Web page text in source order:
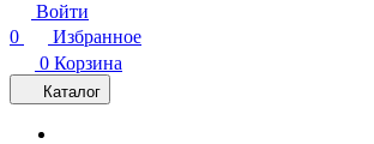
Войти
0
Избранное
0 Корзина
Каталог